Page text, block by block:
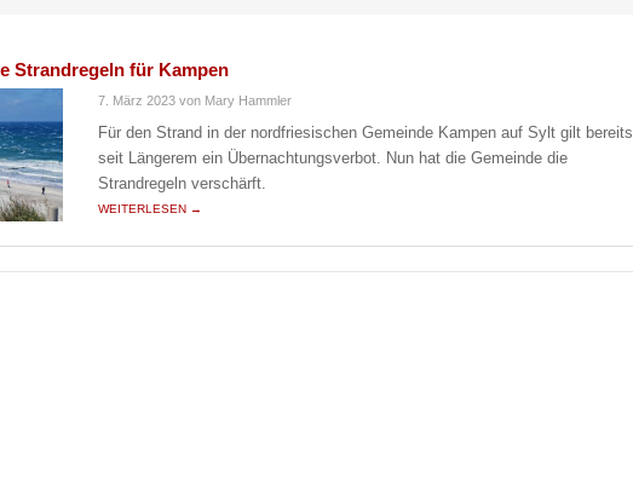
Strandregeln für Kampen
7. März 2023 von Mary Hammler
Für den Strand in der nordfriesischen Gemeinde Kampen auf Sylt gilt bereits
seit Längerem ein Übernachtungsverbot. Nun hat die Gemeinde die
Strandregeln verschärft.
WEITERLESEN →